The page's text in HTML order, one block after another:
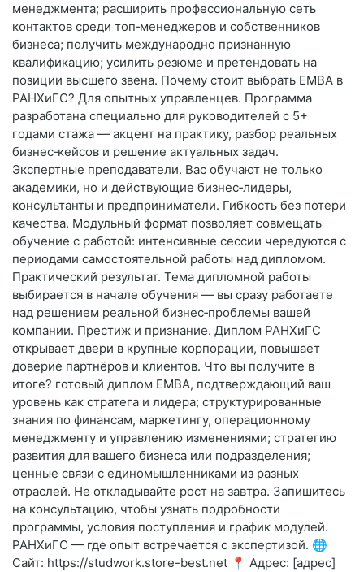
менеджмента; расширить профессиональную сеть
контактов среди топ‑менеджеров и собственников
бизнеса; получить международно признанную
квалификацию; усилить резюме и претендовать на
позиции высшего звена. Почему стоит выбрать EMBA в
РАНХиГС? Для опытных управленцев. Программа
разработана специально для руководителей с 5+
годами стажа — акцент на практику, разбор реальных
бизнес‑кейсов и решение актуальных задач.
Экспертные преподаватели. Вас обучают не только
академики, но и действующие бизнес‑лидеры,
консультанты и предприниматели. Гибкость без потери
качества. Модульный формат позволяет совмещать
обучение с работой: интенсивные сессии чередуются с
периодами самостоятельной работы над дипломом.
Практический результат. Тема дипломной работы
выбирается в начале обучения — вы сразу работаете
над решением реальной бизнес‑проблемы вашей
компании. Престиж и признание. Диплом РАНХиГС
открывает двери в крупные корпорации, повышает
доверие партнёров и клиентов. Что вы получите в
итоге? готовый диплом EMBA, подтверждающий ваш
уровень как стратега и лидера; структурированные
знания по финансам, маркетингу, операционному
менеджменту и управлению изменениями; стратегию
развития для вашего бизнеса или подразделения;
ценные связи с единомышленниками из разных
отраслей. Не откладывайте рост на завтра. Запишитесь
на консультацию, чтобы узнать подробности
программы, условия поступления и график модулей.
РАНХиГС — где опыт встречается с экспертизой. 🌐
Сайт: https://studwork.store-best.net 📍 Адрес: [адрес]